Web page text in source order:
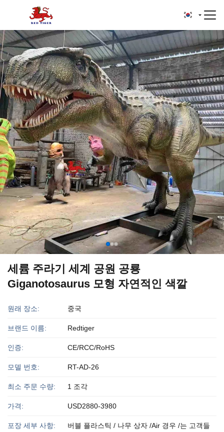
세륨 주라기 세계 공원 공룡
Giganotosaurus 모형 자연적인 색깔
원래 장소: 중국
브랜드 이름: Redtiger
인증: CE/RCC/RoHS
모델 번호: RT-AD-26
최소 주문 수량: 1 조각
가격: USD2880-3980
포장 세부 사항:
버블 플라스틱 / 나무 상자 /Air 경우 /는 고객들